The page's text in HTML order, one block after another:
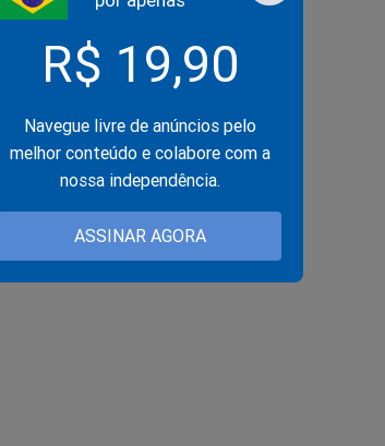
R$ 19,90
Navegue livre de anúncios pelo
melhor conteúdo e colabore com a
nossa independência.
ASSINAR AGORA